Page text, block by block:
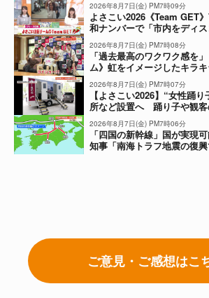
2026年8月7日(金) PM7時09分
よさこい2026《Team GET
和ナンバーで「市内をディス
2026年8月7日(金) PM7時08分
「過去最高のワクワク感を
ム》虹をイメージしたキラ
2026年8月7日(金) PM7時07分
【よさこい2026】“女性踊
所など設置へ 踊り子や観客
2026年8月7日(金) PM7時06分
「四国の新幹線」国が実現
知事「南海トラフ地震の復興
ご意見・ご感想はこ